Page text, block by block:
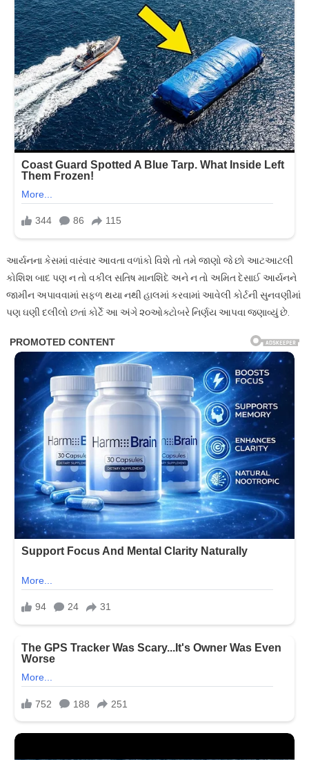
આર્યનના કેસમાં વારંવાર આવતા વળાંકો વિશે તો તમે જાણો જે છો આટઆટલી
કોશિશ બાદ પણ ન તો વકીલ સતિષ માનશિંદે અને ન તો અમિત દેસાઈ આર્યનને
જામીન અપાવવામાં સફળ થયા નથી હાલમાં કરવામાં આવેલી કોર્ટની સુનવણીમાં
પણ ઘણી દલીલો છતાં કોર્ટે આ અંગે ૨૦ઓક્ટોબરે નિર્ણય આપવા જણાવ્યું છે.